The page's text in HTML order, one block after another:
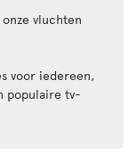
vluchten
voor iedereen,
populaire tv-